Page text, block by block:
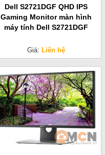
Dell S2721DGF QHD IPS
Gaming Monitor màn hình
máy tính Dell S2721DGF
Giá: Liên hệ